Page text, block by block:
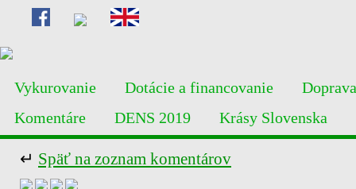
Vykurovanie Dotácie a financovanie
Doprava
Komentáre
DENS 2019 Krásy Slovenska
↵ Späť na zoznam komentárov